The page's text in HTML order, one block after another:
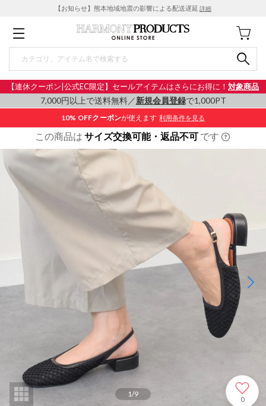
【お知らせ】熊本地域地震の影響による配送遅延 詳細
【連休クーポン|公式EC限定】セールアイテムはさらにお得に！ 対象商品
7,000円以上で送料無料／新規会員登録で1,000PT
10% OFFクーポンが使えます 利用条件を見る
この商品は サイズ交換可能・返品不可 です
1/9
0